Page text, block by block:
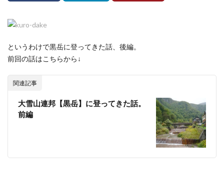
というわけで黒岳に登ってきた話、後編。
前回の話はこちらから↓
関連記事
大雪山連邦【黒岳】に登ってきた話。
前編